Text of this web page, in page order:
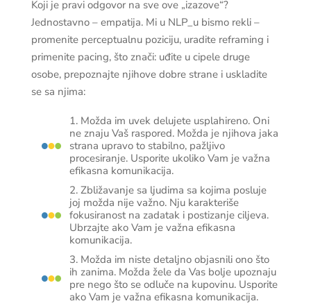
Koji je pravi odgovor na sve ove „izazove“?
Jednostavno – empatija. Mi u NLP_u bismo rekli –
promenite perceptualnu poziciju, uradite reframing i
primenite pacing, što znači: uđite u cipele druge
osobe, prepoznajte njihove dobre strane i uskladite
se sa njima:
1. Možda im uvek delujete usplahireno. Oni
ne znaju Vaš raspored. Možda je njihova jaka
strana upravo to stabilno, pažljivo
procesiranje. Usporite ukoliko Vam je važna
efikasna komunikacija.
2. Zbližavanje sa ljudima sa kojima posluje
joj možda nije važno. Nju karakteriše
fokusiranost na zadatak i postizanje ciljeva.
Ubrzajte ako Vam je važna efikasna
komunikacija.
3. Možda im niste detaljno objasnili ono što
ih zanima. Možda žele da Vas bolje upoznaju
pre nego što se odluče na kupovinu. Usporite
ako Vam je važna efikasna komunikacija.